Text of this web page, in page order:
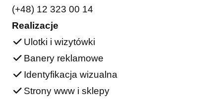
(+48) 12 323 00 14
Realizacje
Ulotki i wizytówki
Banery reklamowe
Identyfikacja wizualna
Strony www i sklepy